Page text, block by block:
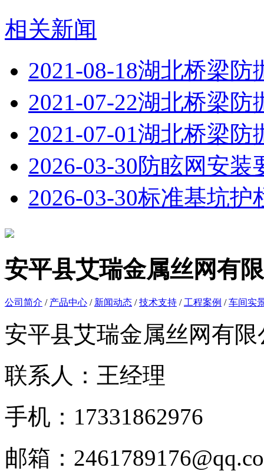
相关新闻
2021-08-18湖北桥梁防
2021-07-22湖北桥梁防
2021-07-01湖北桥梁防
2026-03-30防眩网安装
2026-03-30标准基坑护
安平县艾瑞金属丝网有
公司简介 / 产品中心 / 新闻动态 /技术支持 / 工程案例 /车间实
安平县艾瑞金属丝网有限
联系人：王经理
手机：17331862976
邮箱：